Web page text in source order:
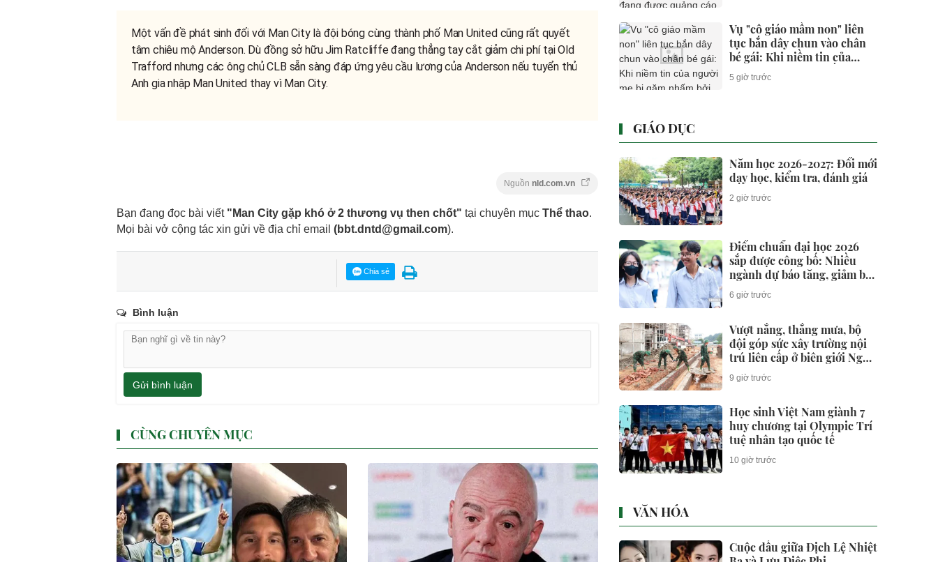
Một vấn đề phát sinh đối với Man City là đội bóng cùng thành phố Man United cũng rất quyết
tâm chiêu mộ Anderson. Dù đồng sở hữu Jim Ratcliffe đang thẳng tay cắt giảm chi phí tại Old
Trafford nhưng các ông chủ CLB sẵn sàng đáp ứng yêu cầu lương của Anderson nếu tuyển thủ
Anh gia nhập Man United thay vì Man City.
Nguồn nld.com.vn
Bạn đang đọc bài viết "Man City gặp khó ở 2 thương vụ then chốt" tại chuyên mục Thể thao.
Mọi bài vở cộng tác xin gửi về địa chỉ email (bbt.dntd@gmail.com).
Chia sẻ
Bình luận
Gửi bình luận
CÙNG CHUYÊN MỤC
Vụ "cô giáo mầm non" liên
tục bắn dây chun vào chân
bé gái: Khi niềm tin của
người mẹ bị gặm nhấm bởi
những con sâu mọt
5 giờ trước
GIÁO DỤC
Năm học 2026-2027: Đổi mới
dạy học, kiểm tra, đánh giá
2 giờ trước
Điểm chuẩn đại học 2026
sắp được công bố: Nhiều
ngành dự báo tăng, giảm bất
ngờ
6 giờ trước
Vượt nắng, thắng mưa, bộ
đội góp sức xây trường nội
trú liên cấp ở biên giới Nghệ
An
9 giờ trước
Học sinh Việt Nam giành 7
huy chương tại Olympic Trí
tuệ nhân tạo quốc tế
10 giờ trước
VĂN HÓA
Cuộc đấu giữa Địch Lệ Nhiệt